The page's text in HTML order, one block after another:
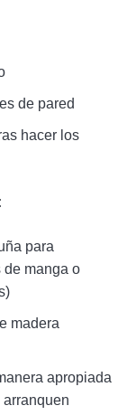
de pared
hacer los
para
de manga o
madera
apropiada